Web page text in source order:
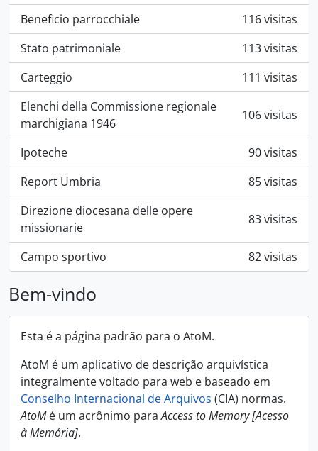
Beneficio parrocchiale
116 visitas
Stato patrimoniale
113 visitas
Carteggio
111 visitas
Elenchi della Commissione regionale
marchigiana 1946
106 visitas
Ipoteche
90 visitas
Report Umbria
85 visitas
Direzione diocesana delle opere
missionarie
83 visitas
Campo sportivo 82 visitas
Bem-vindo
Esta é a página padrão para o AtoM.
AtoM é um aplicativo de descrição arquivística
integralmente voltado para web e baseado em
Conselho Internacional de Arquivos (CIA) normas.
AtoMé um acrônimo paraAccess to Memory [Acesso
à Memória].